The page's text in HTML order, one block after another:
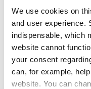
We use cookies on
and user experience.
indispensable, which
website cannot
your consent
can, for example,
website. You can
Matkustajien
etukäteen.
vain